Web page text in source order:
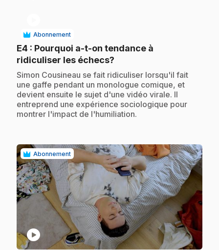
Abonnement
E4 : Pourquoi a-t-on tendance à
ridiculiser les échecs?
.Simon Cousineau se fait ridiculiser lorsqu'il fait
une gaffe pendant un monologue comique, et
devient ensuite le sujet d'une vidéo virale. Il
entreprend une expérience sociologique pour
montrer l'impact de l'humiliation.
Abonnement
play_circle